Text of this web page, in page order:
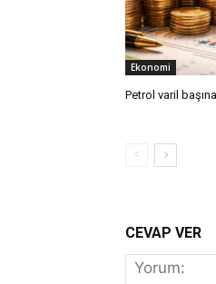
Ekonomi
Petrol varil
CEVAP VER